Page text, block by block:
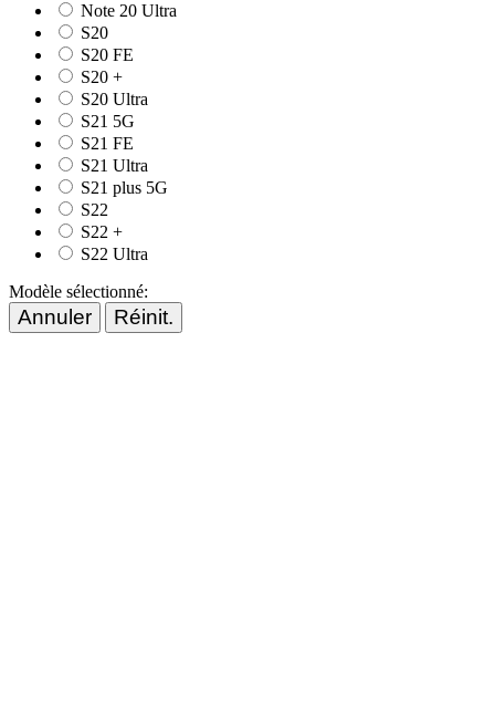
Note 20 Ultra
S20
S20 FE
S20 +
S20 Ultra
S21 5G
S21 FE
S21 Ultra
S21 plus 5G
S22
S22 +
S22 Ultra
Modèle sélectionné:
Annuler Réinit.